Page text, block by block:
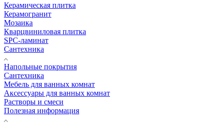
Керамическая плитка
Керамогранит
Мозаика
Кварцвиниловая плитка
SPC-ламинат
Сантехника
Напольные покрытия
Сантехника
Мебель для ванных комнат
Аксессуары для ванных комнат
Растворы и смеси
Полезная информация